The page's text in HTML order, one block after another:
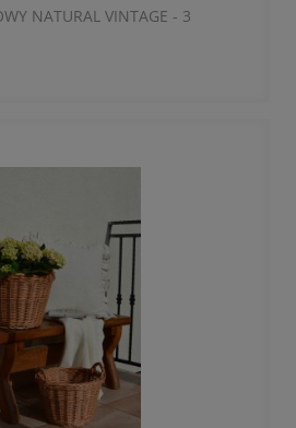
NATURAL VINTAGE - 3